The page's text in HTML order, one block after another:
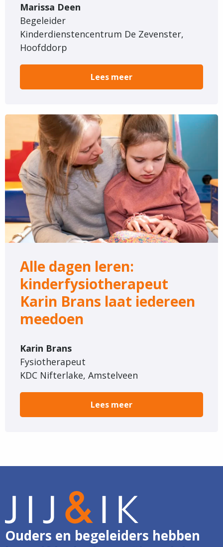
Marissa Deen
Begeleider
Kinderdienstencentrum De Zevenster,
Hoofddorp
Lees meer
Alle dagen leren:
kinderfysiotherapeut
Karin Brans laat iedereen
meedoen
Karin Brans
Fysiotherapeut
KDC Nifterlake, Amstelveen
Lees meer
Lees
over
Alle
dagen
leren:
kinderfysiotherapeut
Karin
Brans
laat
meedoen
Ouders en begeleiders hebben